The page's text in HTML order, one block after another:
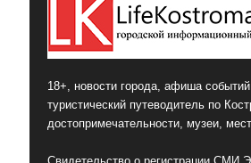
18+, новости города, афиша
туристический путеводитель по
достопримечательности, музеи,